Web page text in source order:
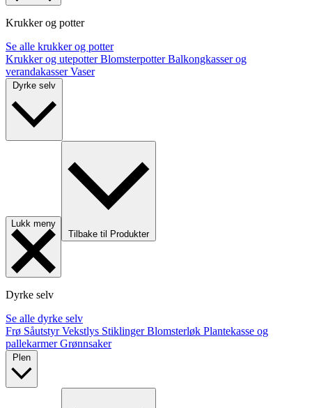
Krukker og potter
Se alle krukker og potter
Krukker og utepotterBlomsterpotterBalkongkasser og
verandakasserVaser
Lukk meny
Tilbake til Produkter
Dyrke selv
Se alle dyrke selv
Frø SåutstyrVekstlys StiklingerBlomsterløk Plantekasse og
pallekarmerGrønnsaker